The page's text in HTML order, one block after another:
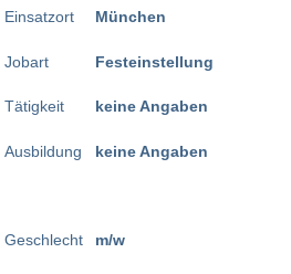
Einsatzort
Jobart
Tätigkeit
Ausbildung
Geschlecht
München
Festeinstellung
keine Angaben
keine Angaben
m/w